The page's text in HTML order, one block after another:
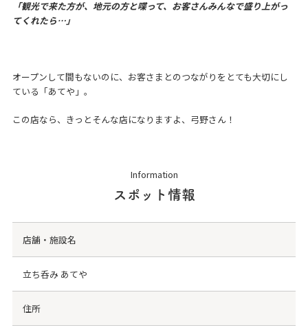
「観光で来た方が、地元の方と喋って、お客さんみんなで盛り上がっ
てくれたら…」
オープンして間もないのに、お客さまとのつながりをとても大切にし
ている「あてや」。
この店なら、きっとそんな店になりますよ、弓野さん！
Information
スポット情報
店舗・施設名
立ち呑み あてや
住所